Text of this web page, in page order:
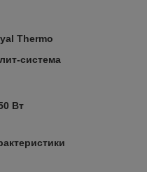
Thermo
система
Вт